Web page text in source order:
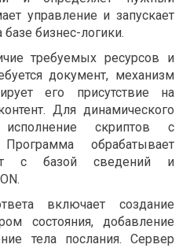
управление и запускает
бизнес-логики.
требуемых ресурсов и
документ, механизм
его присутствие на
Для динамического
исполнение скриптов с
обрабатывает
с базой сведений и
включает создание
состояния, добавление
тела послания. Сервер